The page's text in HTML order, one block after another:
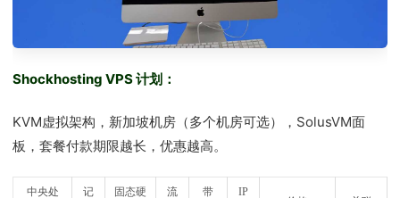
Shockhosting VPS 计划：
KVM虚拟架构，新加坡机房（多个机房可选），SolusVM面
板，套餐付款期限越长，优惠越高。
中央处
记
固态硬
流
带
IP